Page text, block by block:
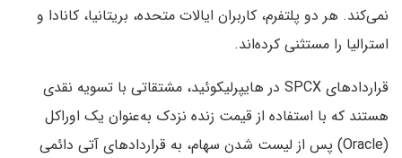
نمی‌کند. هر دو پلتفرم، کاربران ایالات متحده، بریتانیا، کانادا و
استرالیا را مستثنی کرده‌اند.
قراردادهای SPCX در هایپرلیکوئید، مشتقاتی با تسویه نقدی
هستند که با استفاده از قیمت زنده نزدک به‌عنوان یک اوراکل
(Oracle) پس از لیست شدن سهام، به قراردادهای آتی دائمی